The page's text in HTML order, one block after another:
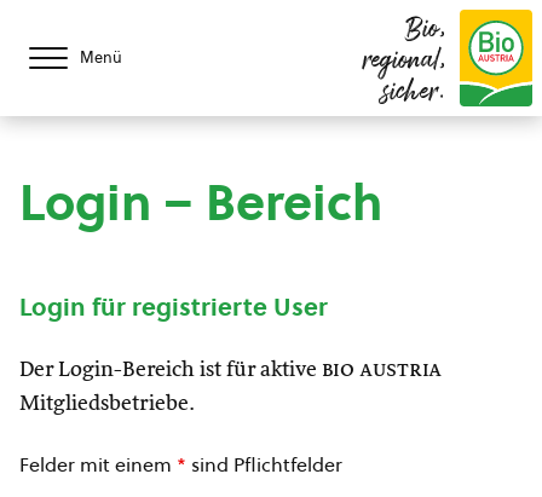
Menü
Bio,
regional,
sicher.
Login – Bereich
Login für registrierte User
Der Login-Bereich ist für aktive bio austria
Mitgliedsbetriebe.
Felder mit einem * sind Pflichtfelder